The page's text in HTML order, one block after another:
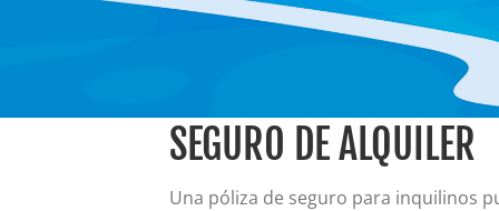
SEGURO DE ALQUILER
Una póliza de seguro para inquilinos